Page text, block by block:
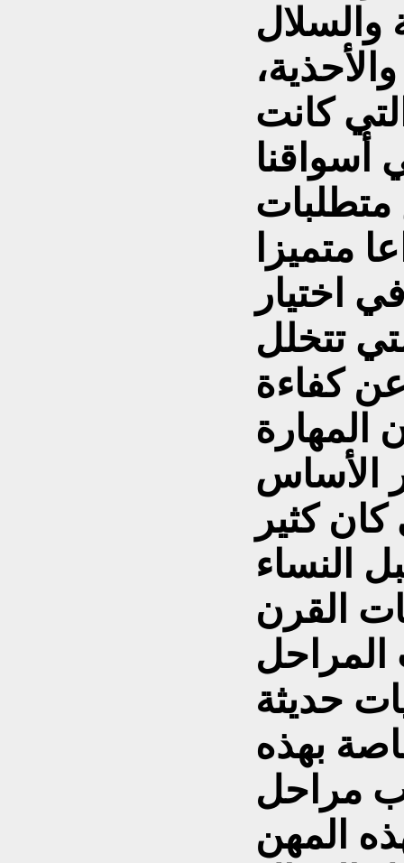
والسلال
كانت
متطلبات
متميزا
اختيار
تتخلل
كفاءة
المهارة
الأساس
كثير
النساء
القرن
حديثة
بهذه
مراحل
المهن